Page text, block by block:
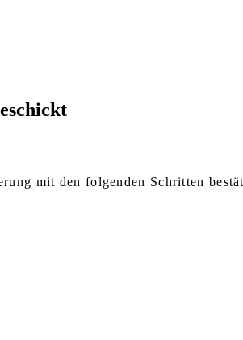
mit den folgenden Schritten